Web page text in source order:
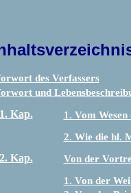
des Verfassers
und
1. Kap.
1. Vom
2. Wie die hl.
2. Kap.
Von der
1. Von der